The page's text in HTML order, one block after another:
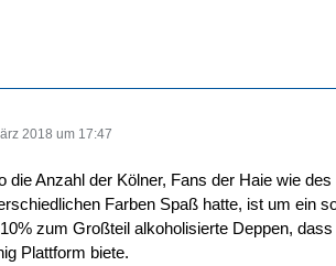
2018 um 17:47
die Anzahl der Kölner, Fans der Haie wie
Farben Spaß hatte, ist um ein
zum Großteil alkoholisierte Deppen,
Plattform biete.